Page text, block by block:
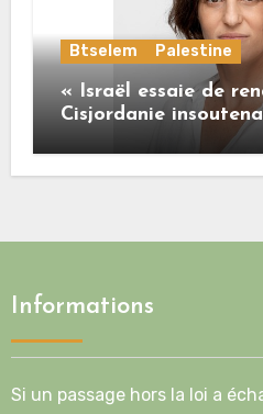
Btselem Palestine
« Israël essaie de
Cisjordanie
Informations
Si un passage hors la loi a